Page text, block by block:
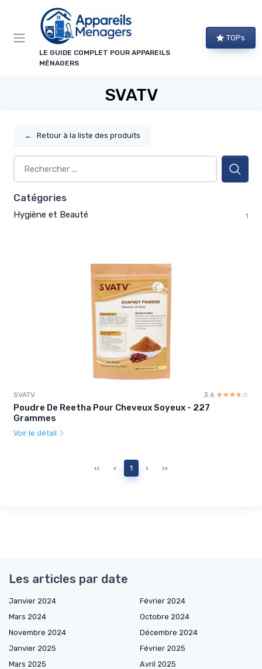
LE GUIDE COMPLET POUR APPAREILS
MÉNAGERS
TOPs
SVATV
← Retour à la liste des produits
Catégories
Hygiène et Beauté 1
SVATV 3.6 ☆☆☆☆☆
★★★★★
Poudre De Reetha Pour Cheveux Soyeux - 227
Grammes
Voir le détail
‹‹ ‹ 1 › ››
Les articles par date
Janvier 2024
Février 2024
Mars 2024
Octobre 2024
Novembre 2024
Décembre 2024
Janvier 2025
Février 2025
Mars 2025
Avril 2025
Panneau de gestion des cookies